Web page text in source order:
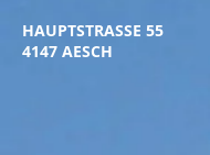
HAUPTSTRASSE 55
4147 AESCH